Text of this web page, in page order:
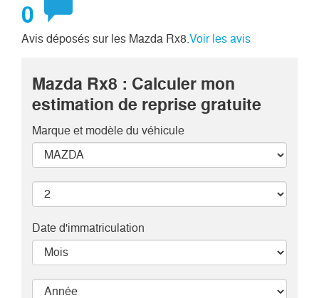
0
Avis déposés sur les Mazda Rx8. Voir les avis
Mazda Rx8 : Calculer mon
estimation de reprise gratuite
Marque et modèle du véhicule
Date d'immatriculation